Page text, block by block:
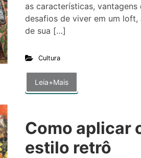
as características, vantagens
desafios de viver em um loft,
de sua […]
Cultura
Leia+Mais
Como aplicar
estilo retrô